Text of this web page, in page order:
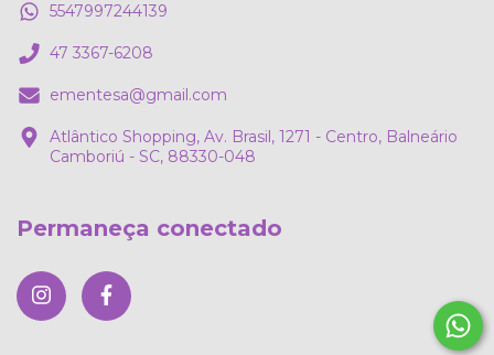
5547997244139
47 3367-6208
ementesa@gmail.com
Atlântico Shopping, Av. Brasil, 1271 - Centro, Balneário
Camboriú - SC, 88330-048
Permaneça conectado